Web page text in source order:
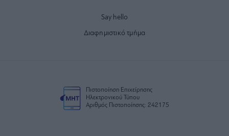
Say hello
Διαφημιστικό τμήμα
Πιστοποίηση Επιχείρησης
Ηλεκτρονικού Τύπου
Αριθμός Πιστοποίησης: 242175